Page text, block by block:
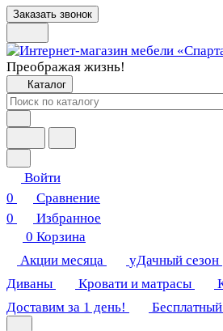
Заказать звонок
Преображая жизнь!
Каталог
Войти
0
Сравнение
0
Избранное
0 Корзина
Акции месяца
уДачный сезон
Диваны
Кровати и матрасы
Доставим за 1 день!